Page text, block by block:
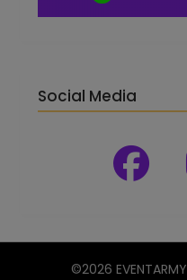
Social Media
©2026 EVENTARMY